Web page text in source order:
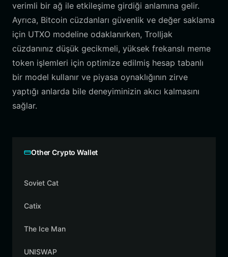
verimli bir ağ ile etkileşime girdiği anlamına gelir.
Ayrıca, Bitcoin cüzdanları güvenlik ve değer saklama
için UTXO modeline odaklanırken, Trolljak
cüzdanınız düşük gecikmeli, yüksek frekanslı meme
token işlemleri için optimize edilmiş hesap tabanlı
bir model kullanır ve piyasa oynaklığının zirve
yaptığı anlarda bile deneyiminizin akıcı kalmasını
sağlar.
Other Crypto Wallet
Soviet Cat
Catix
The Ice Man
UNISWAP